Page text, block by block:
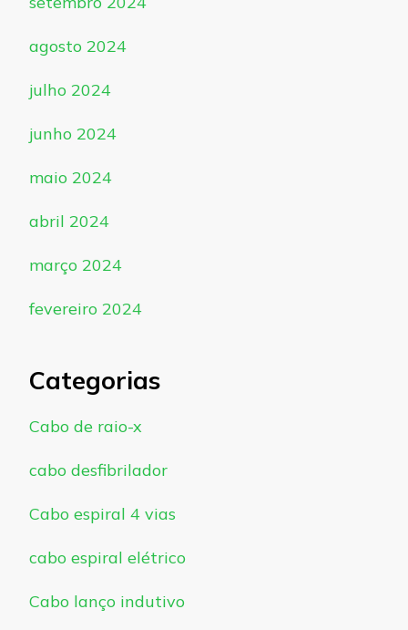
agosto 2024
julho 2024
junho 2024
maio 2024
abril 2024
março 2024
fevereiro 2024
Categorias
Cabo de raio-x
cabo desfibrilador
Cabo espiral 4 vias
cabo espiral elétrico
Cabo lanço indutivo